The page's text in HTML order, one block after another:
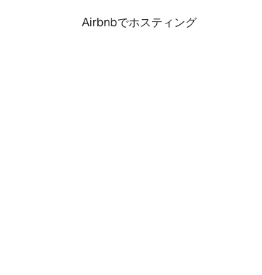
Airbnbでホスティング